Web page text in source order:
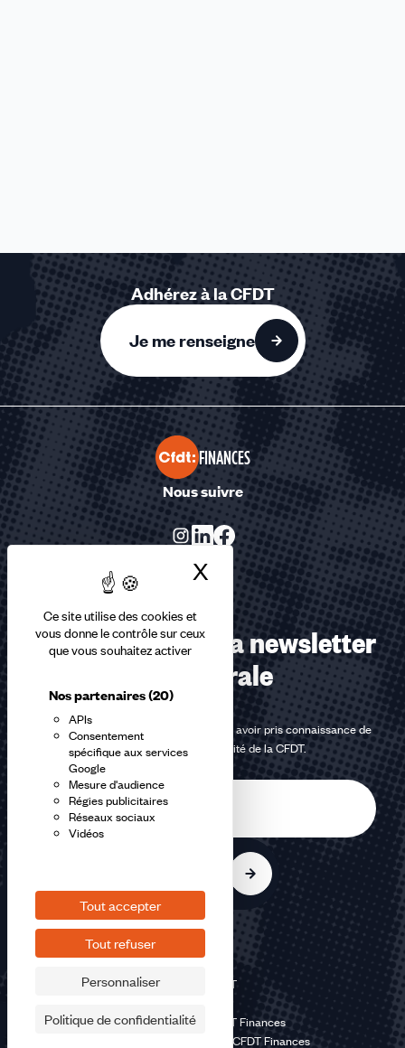
Ce site utilise des cookies et
vous donne le contrôle sur ceux
que vous souhaitez activer
Nos partenaires(20)
APIs
Consentement
spécifique aux services
Google
Mesure d'audience
Régies publicitaires
Réseaux sociaux
Vidéos
Tout accepter
Tout refuser
Personnaliser
Politique de confidentialité
X Masquer le
Adhérez à la CFDT
Je me renseigne
FINANCES
Nous suivre
Abonnez-vous à la newsletter
confédérale
En m'inscrivant à la newsletter, j'affirme avoir pris connaissance de
lapolitique de confidentialité de la CFDT.
©2026 CFDT
Mentions légales CFDT Finances
Politique de confidentialité CFDT Finances